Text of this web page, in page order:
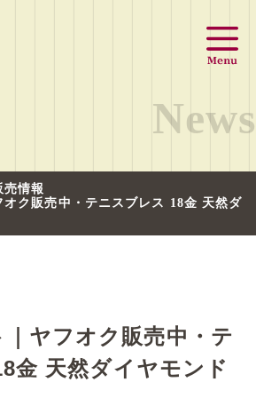
News
売情報
オク販売中・テニスブレス 18金 天然ダ
ヤフオク販売中・テ
金 天然ダイヤモンド